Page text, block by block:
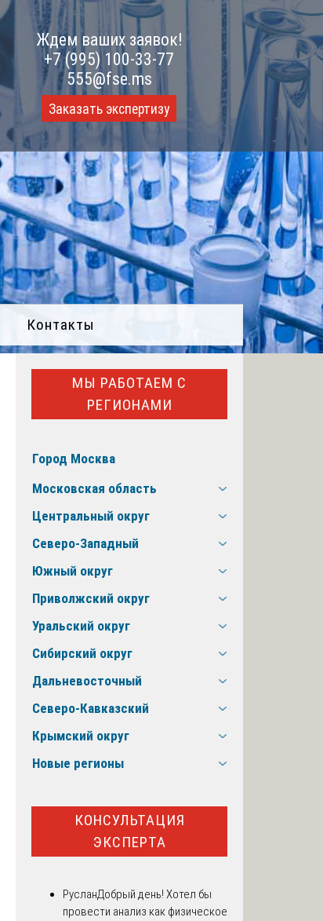
Ждем ваших заявок!
+7 (995) 100-33-77
555@fse.ms
Заказать экспертизу
Контакты
МЫ РАБОТАЕМ С
РЕГИОНАМИ
Город Москва
Московская область
Центральный округ
Северо-Западный
Южный округ
Приволжский округ
Уральский округ
Сибирский округ
Дальневосточный
Северо-Кавказский
Крымский округ
Новые регионы
КОНСУЛЬТАЦИЯ
ЭКСПЕРТА
РусланДобрый день! Хотел бы
провести анализ как физическое